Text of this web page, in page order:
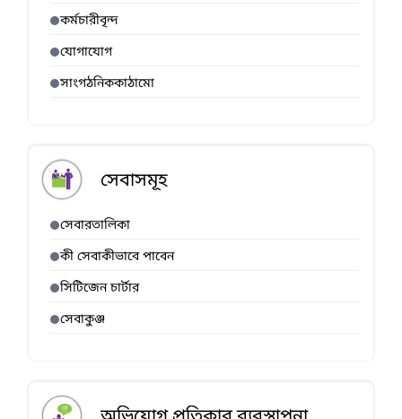
কর্মচারীবৃন্দ
যোগাযোগ
সাংগঠনিককাঠামো
সেবাসমূহ
সেবারতালিকা
কী সেবাকীভাবে পাবেন
সিটিজেন চার্টার
সেবাকুঞ্জ